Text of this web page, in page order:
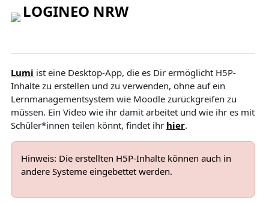
LOGINEO NRW
Lumi ist eine Desktop-App, die es Dir ermöglicht H5P-
Inhalte zu erstellen und zu verwenden, ohne auf ein
Lernmanagementsystem wie Moodle zurückgreifen zu
müssen. Ein Video wie ihr damit arbeitet und wie ihr es mit
Schüler*innen teilen könnt, findet ihr hier.
Hinweis: Die erstellten H5P-Inhalte können auch in
andere Systeme eingebettet werden.